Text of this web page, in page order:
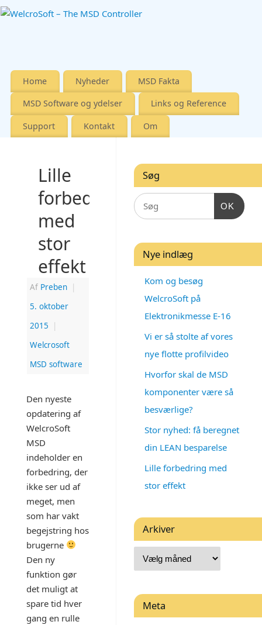
Home Nyheder MSD Fakta
MSD Software og ydelser Links og Reference
Support Kontakt Om
Lille
forbedring
med
stor
effekt
Af Preben |
5. oktober
2015
|
Welcrosoft
MSD software
Den nyeste
opdatering af
WelcroSoft
MSD
indeholder en
forbedring, der
ikke ser ud af
meget, men
som har vakt
begejstring hos
brugerne
Den ny
funktion gør
det muligt at
spare tid hver
gang en rulle
Søg
OK
Nye indlæg
Kom og besøg
WelcroSoft på
Elektronikmesse E-16
Vi er så stolte af vores
nye flotte profilvideo
Hvorfor skal de MSD
komponenter være så
besværlige?
Stor nyhed: få beregnet
din LEAN besparelse
Lille forbedring med
stor effekt
Arkiver
Meta